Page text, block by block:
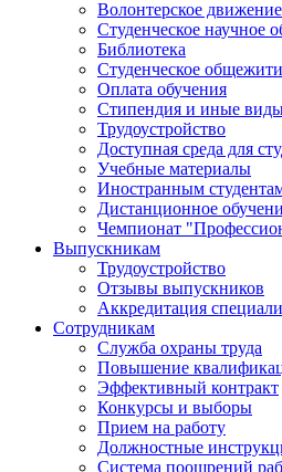
Волонтерское движение
Студенческое научное
Библиотека
Студенческое
Оплата обучения
Стипендия и иные
Трудоустройство
Доступная среда для
Учебные материалы
Иностранным
Дистанционное
Чемпионат
Выпускникам
Трудоустройство
Отзывы выпускников
Аккредитация
Сотрудникам
Служба охраны труда
Повышение
Эффективный контракт
Конкурсы и выборы
Прием на работу
Должностные
Система поощрений